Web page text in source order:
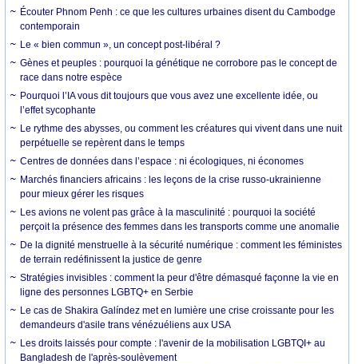
Écouter Phnom Penh : ce que les cultures urbaines disent du Cambodge
contemporain
Le « bien commun », un concept post-libéral ?
Gènes et peuples : pourquoi la génétique ne corrobore pas le concept de
race dans notre espèce
Pourquoi l’IA vous dit toujours que vous avez une excellente idée, ou
l’effet sycophante
Le rythme des abysses, ou comment les créatures qui vivent dans une nuit
perpétuelle se repèrent dans le temps
Centres de données dans l’espace : ni écologiques, ni économes
Marchés financiers africains : les leçons de la crise russo-ukrainienne
pour mieux gérer les risques
Les avions ne volent pas grâce à la masculinité : pourquoi la société
perçoit la présence des femmes dans les transports comme une anomalie
De la dignité menstruelle à la sécurité numérique : comment les féministes
de terrain redéfinissent la justice de genre
Stratégies invisibles : comment la peur d'être démasqué façonne la vie en
ligne des personnes LGBTQ+ en Serbie
Le cas de Shakira Galíndez met en lumière une crise croissante pour les
demandeurs d'asile trans vénézuéliens aux USA
Les droits laissés pour compte : l'avenir de la mobilisation LGBTQI+ au
Bangladesh de l'après-soulèvement